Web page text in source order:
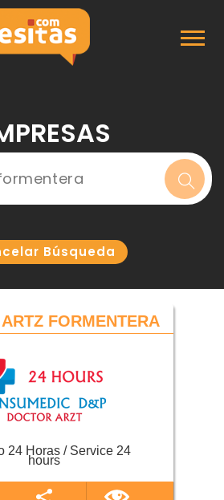
Búsqueda
FORMENTERA
24 Horas / Service 24
hours